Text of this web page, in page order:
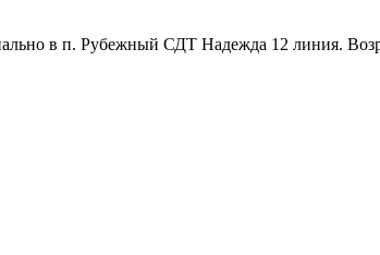
в п. Рубежный СДТ Надежда 12 линия.